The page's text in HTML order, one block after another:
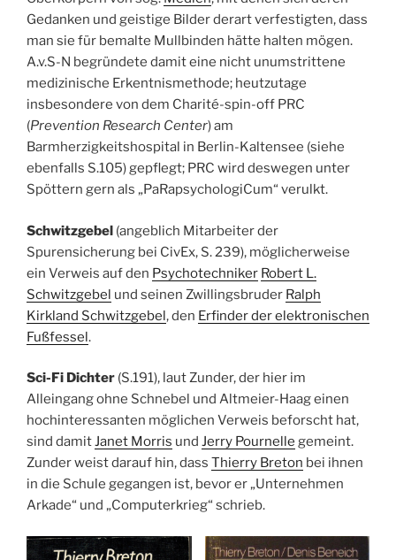
Gedanken und geistige Bilder derart verfestigten, dass
man sie für bemalte Mullbinden hätte halten mögen.
A.v.S-N begründete damit eine nicht unumstrittene
medizinische Erkentnismethode; heutzutage
insbesondere von dem Charité-spin-off PRC
(Prevention Research Center) am
Barmherzigkeitshospital in Berlin-Kaltensee (siehe
ebenfalls S.105) gepflegt; PRC wird deswegen unter
Spöttern gern als „PaRapsychologiCum“ verulkt.
Schwitzgebel (angeblich Mitarbeiter der
Spurensicherung bei CivEx, S. 239), möglicherweise
ein Verweis auf den Psychotechniker Robert L.
Schwitzgebel und seinen Zwillingsbruder Ralph
Kirkland Schwitzgebel, den Erfinder der elektronischen
Fußfessel.
Sci-Fi Dichter (S.191), laut Zunder, der hier im
Alleingang ohne Schnebel und Altmeier-Haag einen
hochinteressanten möglichen Verweis beforscht hat,
sind damitJanet Morris und Jerry Pournelle gemeint.
Zunder weist darauf hin, dass Thierry Breton bei ihnen
in die Schule gegangen ist, bevor er „Unternehmen
Arkade“ und „Computerkrieg“ schrieb.